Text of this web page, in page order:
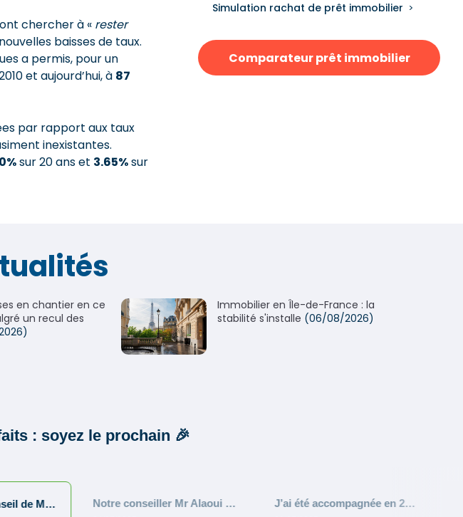
chercher à « rester
baisses de taux.
a permis, pour un
et aujourd’hui, à 87
par rapport aux taux
inexistantes.
sur 20 ans et 3.65%sur
Simulation rachat de prêt immobilier
Comparateur prêt immobilier
en chantier en ce
un recul des
Immobilier en Île-de-France : la
stabilité s'installe (06/08/2026)